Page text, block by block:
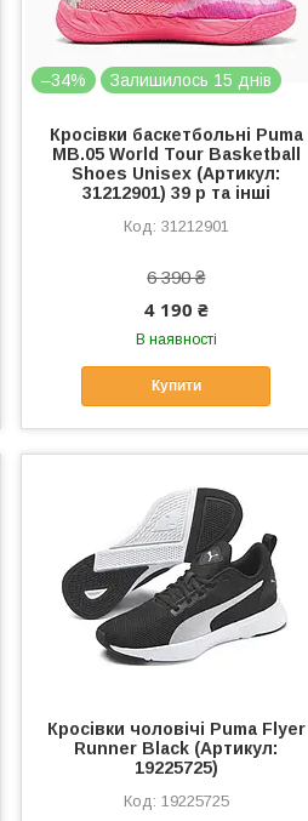
–34% Залишилось 15 днів
Кросівки баскетбольні Puma
MB.05 World Tour Basketball
Shoes Unisex (Артикул:
31212901) 39 р та інші
31212901
6 390 ₴
4 190 ₴
В наявності
Купити
Кросівки чоловічі Puma Flyer
Runner Black (Артикул:
19225725)
19225725